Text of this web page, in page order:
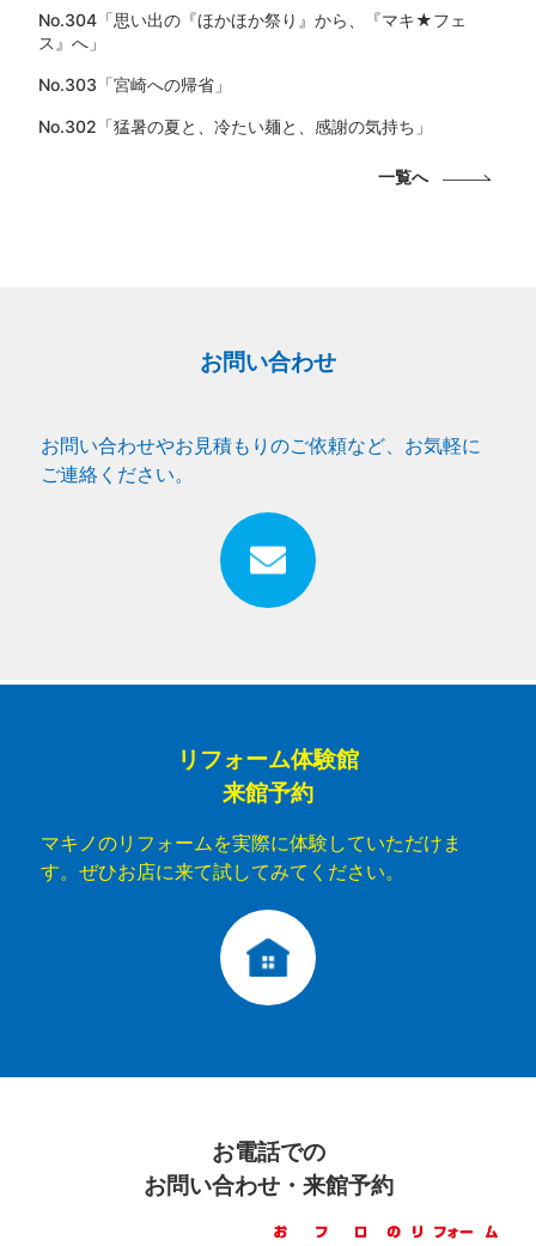
No.304「思い出の『ほかほか祭り』から、『マキ★フェ
ス』へ」
No.303「宮崎への帰省」
No.302「猛暑の夏と、冷たい麺と、感謝の気持ち」
一覧へ
お問い合わせ
お問い合わせやお見積もりのご依頼など、お気軽に
ご連絡ください。
リフォーム体験館
来館予約
マキノのリフォームを実際に体験していただけま
す。ぜひお店に来て試してみてください。
お電話での
お問い合わせ・来館予約